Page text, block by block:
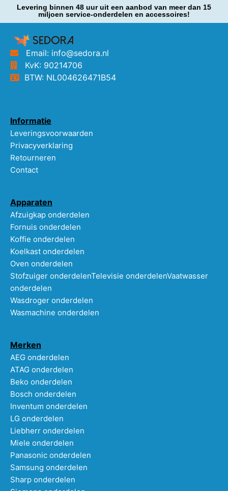
Levering binnen 48 uur uit een aanbod van meer dan 15
miljoen service-onderdelen en accessoires!
Email: info@sedora.nl
KvK: 90214706
BTW: NL004626471B54
Informatie
Leveringsvoorwaarden
Privacyverklaring
Retourneren
Contact
Apparaten
Afzuigkap onderdelen
Fornuis onderdelen
Koffie onderdelen
Koelkast onderdelen
Oven onderdelen
Stofzuiger onderdelenTelevisie onderdelenVaatwasser
onderdelen
Wasdroger onderdelen
Wasmachine onderdelen
Merken
AEG onderdelen
ATAG onderdelen
Beko onderdelen
Bosch onderdelen
Inventum onderdelen
LG onderdelen
Liebherr onderdelen
Miele onderdelen
Panasonic onderdelen
Samsung onderdelen
Sharp onderdelen